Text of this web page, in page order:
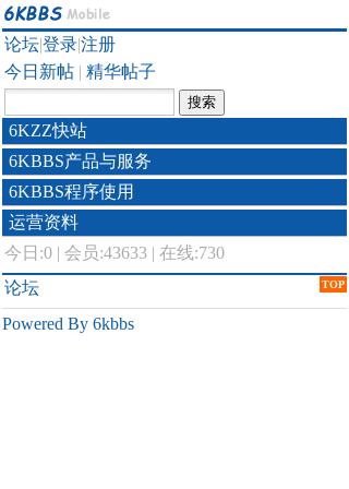
论坛|登录|注册
今日新帖 | 精华帖子
6KZZ快站
6KBBS产品与服务
6KBBS程序使用
运营资料
今日:0 | 会员:43633 | 在线:730
TOP
论坛
Powered By 6kbbs